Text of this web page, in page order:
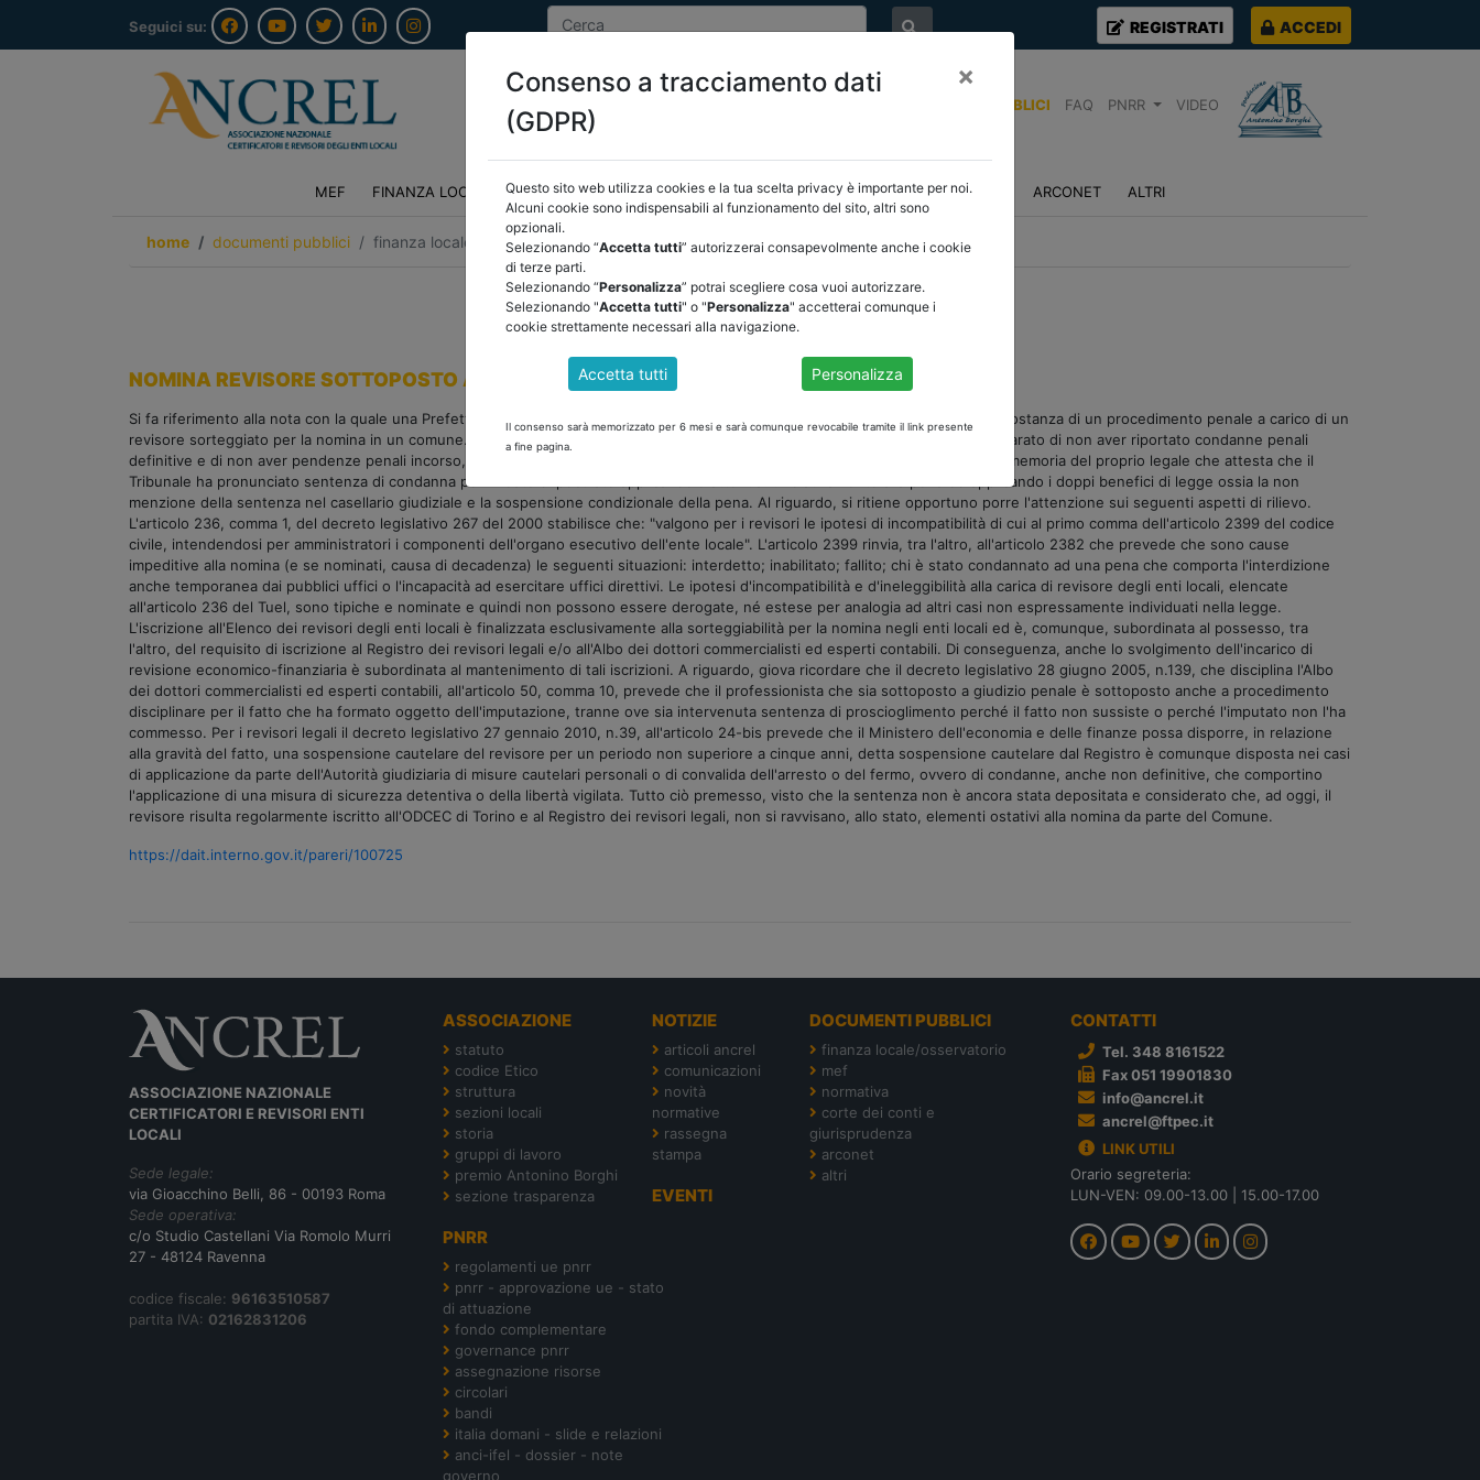
Seguici su: REGISTRATI ACCEDI
DOCUMENTI PUBBLICI FAQ PNRR VIDEO
MEF FINANZA LOCALE/OSSERVATORIO NORMATIVA CORTE DEI CONTI E GIURISPRUDENZA ARCONET ALTRI
home documenti pubblici finanza locale/osservatorio/ torna indietro
DOCUMENTI PUBBLICI
NOMINA REVISORE SOTTOPOSTO A GIUDIZIO PENALE
Si fa riferimento alla nota con la quale una Prefettura chiede indicazioni in merito alla permanenza dei requisiti per la nomina in costanza di un procedimento penale a carico di un
revisore sorteggiato per la nomina in un comune. In particolare, il comune ha fatto presente che il revisore da nominare ha dichiarato di non aver riportato condanne penali
definitive e di non aver pendenze penali incorso, ad eccezione di un procedimento penale del 2018 per il quale ha allegato una memoria del proprio legale che attesta che il
Tribunale ha pronunciato sentenza di condanna per il reato di peculato applicandole attenuanti relativamente alla pena ed applicando i doppi benefici di legge ossia la non
menzione della sentenza nel casellario giudiziale e la sospensione condizionale della pena. Al riguardo, si ritiene opportuno porre l'attenzione sui seguenti aspetti di rilievo.
L'articolo 236, comma 1, del decreto legislativo 267 del 2000 stabilisce che: "valgono per i revisori le ipotesi di incompatibilità di cui al primo comma dell'articolo 2399 del codice
civile, intendendosi per amministratori i componenti dell'organo esecutivo dell'ente locale". L'articolo 2399 rinvia, tra l'altro, all'articolo 2382 che prevede che sono cause
impeditive alla nomina (e se nominati, causa di decadenza) le seguenti situazioni: interdetto; inabilitato; fallito; chi è stato condannato ad una pena che comporta l'interdizione
anche temporanea dai pubblici uffici o l'incapacità ad esercitare uffici direttivi. Le ipotesi d'incompatibilità e d'ineleggibilità alla carica di revisore degli enti locali, elencate
all'articolo 236 del Tuel, sono tipiche e nominate e quindi non possono essere derogate, né estese per analogia ad altri casi non espressamente individuati nella legge.
L'iscrizione all'Elenco dei revisori degli enti locali è finalizzata esclusivamente alla sorteggiabilità per la nomina negli enti locali ed è, comunque, subordinata al possesso, tra
l'altro, del requisito di iscrizione al Registro dei revisori legali e/o all'Albo dei dottori commercialisti ed esperti contabili. Di conseguenza, anche lo svolgimento dell'incarico di
revisione economico-finanziaria è subordinata al mantenimento di tali iscrizioni. A riguardo, giova ricordare che il decreto legislativo 28 giugno 2005, n.139, che disciplina l'Albo
dei dottori commercialisti ed esperti contabili, all'articolo 50, comma 10, prevede che il professionista che sia sottoposto a giudizio penale è sottoposto anche a procedimento
disciplinare per il fatto che ha formato oggetto dell'imputazione, tranne ove sia intervenuta sentenza di proscioglimento perché il fatto non sussiste o perché l'imputato non l'ha
commesso. Per i revisori legali il decreto legislativo 27 gennaio 2010, n.39, all'articolo 24-bis prevede che il Ministero dell'economia e delle finanze possa disporre, in relazione
alla gravità del fatto, una sospensione cautelare del revisore per un periodo non superiore a cinque anni, detta sospensione cautelare dal Registro è comunque disposta nei casi
di applicazione da parte dell'Autorità giudiziaria di misure cautelari personali o di convalida dell'arresto o del fermo, ovvero di condanne, anche non definitive, che comportino
l'applicazione di una misura di sicurezza detentiva o della libertà vigilata. Tutto ciò premesso, visto che la sentenza non è ancora stata depositata e considerato che, ad oggi, il
revisore risulta regolarmente iscritto all'ODCEC di Torino e al Registro dei revisori legali, non si ravvisano, allo stato, elementi ostativi alla nomina da parte del Comune.
https://dait.interno.gov.it/pareri/100725
ASSOCIAZIONE NAZIONALE
CERTIFICATORI E REVISORI ENTI
LOCALI
Sede legale:
via Gioacchino Belli, 86 - 00193 Roma
Sede operativa:
c/o Studio Castellani Via Romolo Murri
27 - 48124 Ravenna
codice fiscale: 96163510587
partita IVA: 02162831206
ASSOCIAZIONE
statuto
codice Etico
struttura
sezioni locali
storia
gruppi di lavoro
premio Antonino Borghi
sezione trasparenza
NOTIZIE
articoli ancrel
comunicazioni
novità
normative
rassegna
stampa
EVENTI
DOCUMENTI PUBBLICI
finanza locale/osservatorio
mef
normativa
corte dei conti e
giurisprudenza
arconet
altri
PNRR
regolamenti ue pnrr
pnrr - approvazione ue - stato
di attuazione
fondo complementare
governance pnrr
assegnazione risorse
circolari
bandi
italia domani - slide e relazioni
anci-ifel - dossier - note
governo
CONTATTI
Tel. 348 8161522
Fax 051 19901830
info@ancrel.it
ancrel@ftpec.it
LINK UTILI
Orario segreteria:
LUN-VEN: 09.00-13.00 | 15.00-17.00
Consenso a tracciamento dati
(GDPR)
×
Questo sito web utilizza cookies e la tua scelta privacy è importante per noi.
Alcuni cookie sono indispensabili al funzionamento del sito, altri sono
opzionali.
Selezionando “Accetta tutti” autorizzerai consapevolmente anche i cookie
di terze parti.
Selezionando “Personalizza” potrai scegliere cosa vuoi autorizzare.
Selezionando "Accetta tutti" o "Personalizza" accetterai comunque i
cookie strettamente necessari alla navigazione.
Accetta tutti Personalizza
Il consenso sarà memorizzato per 6 mesi e sarà comunque revocabile tramite il link presente
a fine pagina.